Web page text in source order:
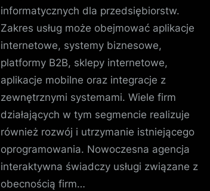
informatycznych dla przedsiębiorstw.
Zakres usług może obejmować aplikacje
internetowe, systemy biznesowe,
platformy B2B, sklepy internetowe,
aplikacje mobilne oraz integracje z
zewnętrznymi systemami. Wiele firm
działających w tym segmencie realizuje
również rozwój i utrzymanie istniejącego
oprogramowania. Nowoczesna agencja
interaktywna świadczy usługi związane z
obecnością firm…